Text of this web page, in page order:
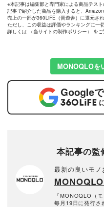
※本記事は編集部と専門家による商品テスト
記事で紹介した商品を購入すると、
売上の一部が360LiFE（晋遊舎）に還元され
ただし、この収益は評価やランキングに一
詳しくは
（当サイトの制作ポリシー） をご
MONOQLOを
Google
本記事の監
最新の良いモ
『MONOQLO（
毎月19日に発行さ